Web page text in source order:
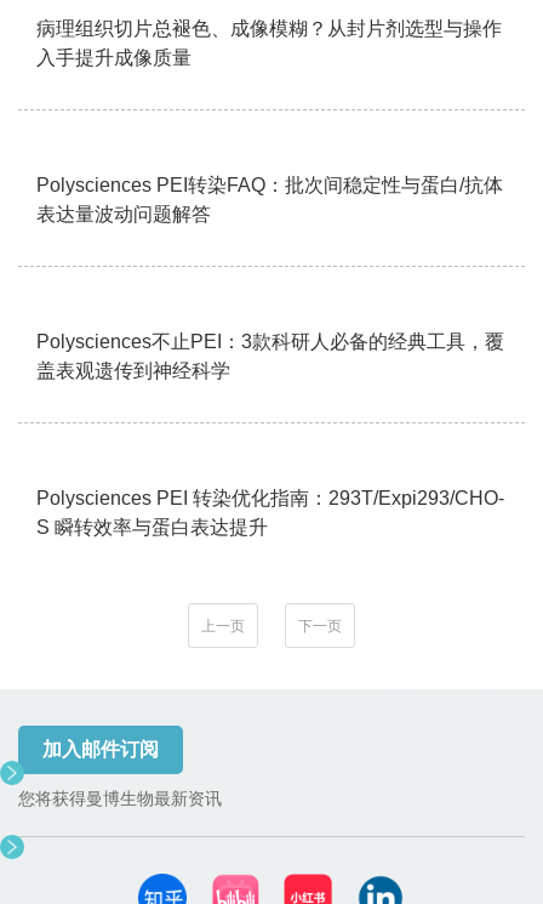
病理组织切片总褪色、成像模糊？从封片剂选型与操作
入手提升成像质量
Polysciences PEI转染FAQ：批次间稳定性与蛋白/抗体
表达量波动问题解答
Polysciences不止PEI：3款科研人必备的经典工具，覆
盖表观遗传到神经科学
Polysciences PEI 转染优化指南：293T/Expi293/CHO-
S 瞬转效率与蛋白表达提升
上一页 下一页
加入邮件订阅
您将获得曼博生物最新资讯